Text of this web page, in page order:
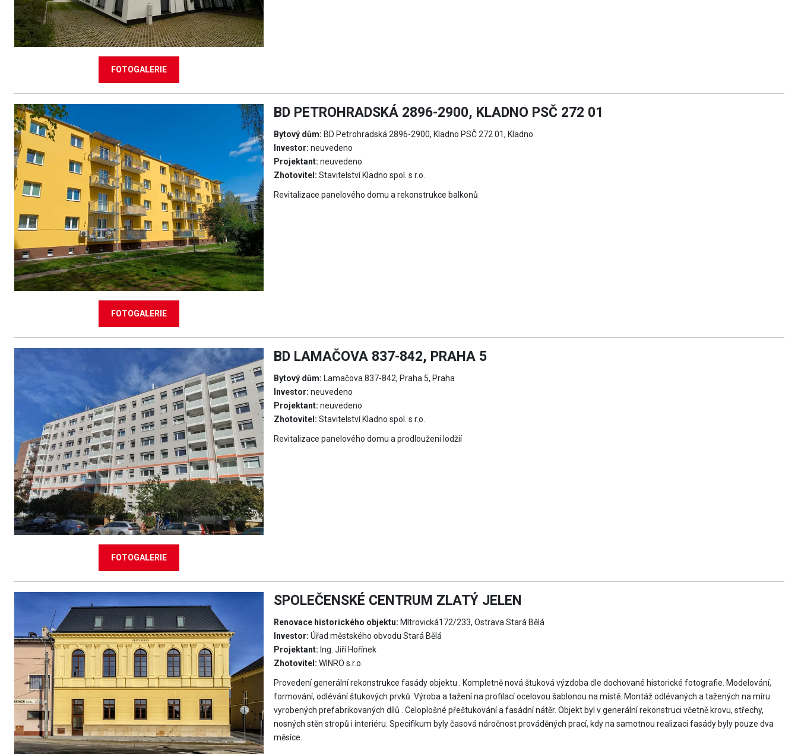
FOTOGALERIE
FOTOGALERIE
BD PETROHRADSKÁ 2896-2900, KLADNO PSČ 272 01
Bytový dům: BD Petrohradská 2896-2900, Kladno PSČ 272 01, Kladno
Investor: neuvedeno
Projektant: neuvedeno
Zhotovitel: Stavitelství Kladno spol. s r.o.
Revitalizace panelového domu a rekonstrukce balkonů
FOTOGALERIE
BD LAMAČOVA 837-842, PRAHA 5
Bytový dům: Lamačova 837-842, Praha 5, Praha
Investor: neuvedeno
Projektant: neuvedeno
Zhotovitel: Stavitelství Kladno spol. s r.o.
Revitalizace panelového domu a prodloužení lodžií
SPOLEČENSKÉ CENTRUM ZLATÝ JELEN
Renovace historického objektu: MItrovická172/233, Ostrava Stará Bělá
Investor: Úřad městského obvodu Stará Bělá
Projektant: Ing. Jiří Hořínek
Zhotovitel: WINRO s.r.o.
Provedení generální rekonstrukce fasády objektu . Kompletně nová štuková výzdoba dle dochované historické fotografie. Modelování,
formování, odlévání štukových prvků. Výroba a tažení na profilací ocelovou šablonou na místě. Montáž odlévaných a tažených na míru
vyrobených prefabrikovaných dílů . Celoplošné přeštukování a fasádní nátěr. Objekt byl v generální rekonstruci včetně krovu, střechy,
nosných stěn stropů i interiéru. Specifikum byly časová náročnost prováděných prací, kdy na samotnou realizaci fasády byly pouze dva
měsíce.